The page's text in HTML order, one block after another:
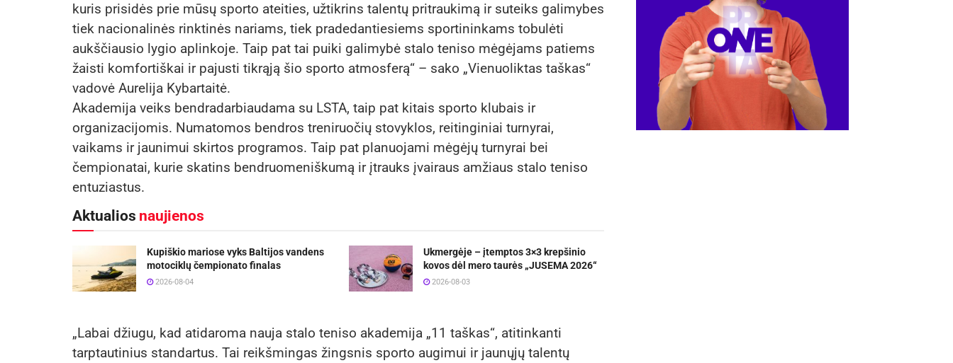
kuris prisidės prie mūsų sporto ateities, užtikrins talentų pritraukimą ir suteiks galimybes
tiek nacionalinės rinktinės nariams, tiek pradedantiesiems sportininkams tobulėti
aukščiausio lygio aplinkoje. Taip pat tai puiki galimybė stalo teniso mėgėjams patiems
žaisti komfortiškai ir pajusti tikrąją šio sporto atmosferą“ – sako „Vienuoliktas taškas“
vadovė Aurelija Kybartaitė.
Akademija veiks bendradarbiaudama su LSTA, taip pat kitais sporto klubais ir
organizacijomis. Numatomos bendros treniruočių stovyklos, reitinginiai turnyrai,
vaikams ir jaunimui skirtos programos. Taip pat planuojami mėgėjų turnyrai bei
čempionatai, kurie skatins bendruomeniškumą ir įtrauks įvairaus amžiaus stalo teniso
entuziastus.
Aktualios naujienos
Kupiškio mariose vyks Baltijos vandens
motociklų čempionato finalas
2026-08-04
Ukmergėje – įtemptos 3×3 krepšinio
kovos dėl mero taurės „JUSEMA 2026“
2026-08-03
„Labai džiugu, kad atidaroma nauja stalo teniso akademija „11 taškas“, atitinkanti
tarptautinius standartus. Tai reikšmingas žingsnis sporto augimui ir jaunųjų talentų